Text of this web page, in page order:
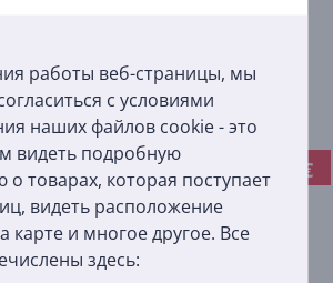
работы веб-страницы, мы
с условиями
наших файлов cookie - это
видеть подробную
товарах, которая поступает
видеть расположение
карте и многое другое. Все
здесь:
-30 €
BRB70F30AES0EO
На складе
649
679.99 €